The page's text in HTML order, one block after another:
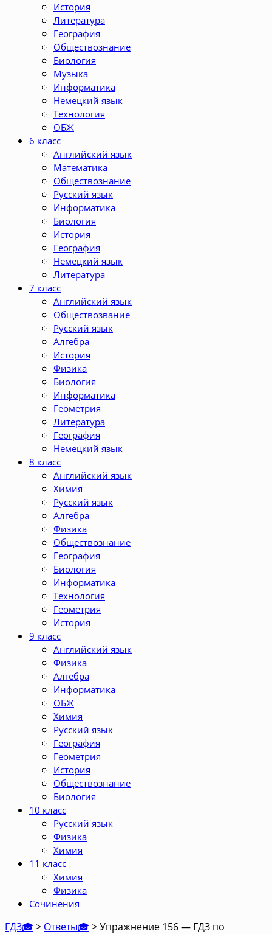
История
Литература
География
Обществознание
Биология
Музыка
Информатика
Немецкий язык
Технология
ОБЖ
6 класс
Английский язык
Математика
Обществознание
Русский язык
Информатика
Биология
История
География
Немецкий язык
Литература
7 класс
Английский язык
Обществозвание
Русский язык
Алгебра
История
Физика
Биология
Информатика
Геометрия
Литература
География
Немецкий язык
8 класс
Английский язык
Химия
Русский язык
Алгебра
Физика
Обществознание
География
Биология
Информатика
Технология
Геометрия
История
9 класс
Английский язык
Физика
Алгебра
Информатика
ОБЖ
Химия
Русский язык
География
Геометрия
История
Обществознание
Биология
10 класс
Русский язык
Физика
Химия
11 класс
Химия
Физика
Сочинения
ГДЗ🎓> Ответы🎓>Упражнение 156 — ГДЗ по